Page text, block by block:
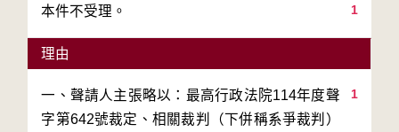
1
本件不受理。
理由
1
一、聲請人主張略以：最高行政法院114年度聲
字第642號裁定、相關裁判（下併稱系爭裁判）